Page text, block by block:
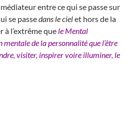
entre ce qui se passe sur
se passedans le cielet hors de la
à l’extrême que le Mental
de la personnalité que l’être
visiter, inspirer voire illuminer, le